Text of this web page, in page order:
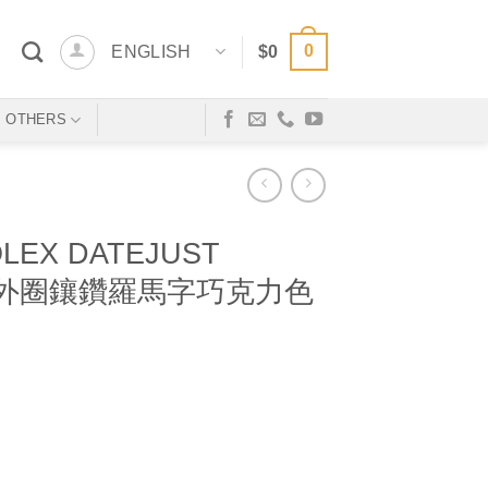
ENGLISH $0 0
OTHERS
DATEJUST
圈鑲鑽羅馬字巧克力色